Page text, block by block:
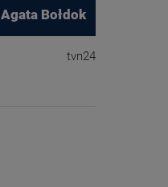
Agata Bołdok
tvn24